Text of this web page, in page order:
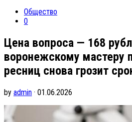
Общество
0
Цена вопроса — 168
воронежскому мастеру
ресниц снова грозит
by admin · 01.06.2026